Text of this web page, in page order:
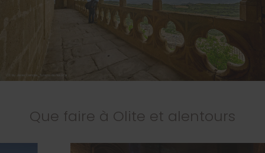
Que faire à Olite et alentours